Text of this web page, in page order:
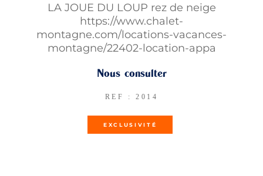
LA JOUE DU LOUP rez de neige
https://www.chalet-
montagne.com/locations-vacances-
montagne/22402-location-appa
Nous consulter
REF : 2014
EXCLUSIVITÉ